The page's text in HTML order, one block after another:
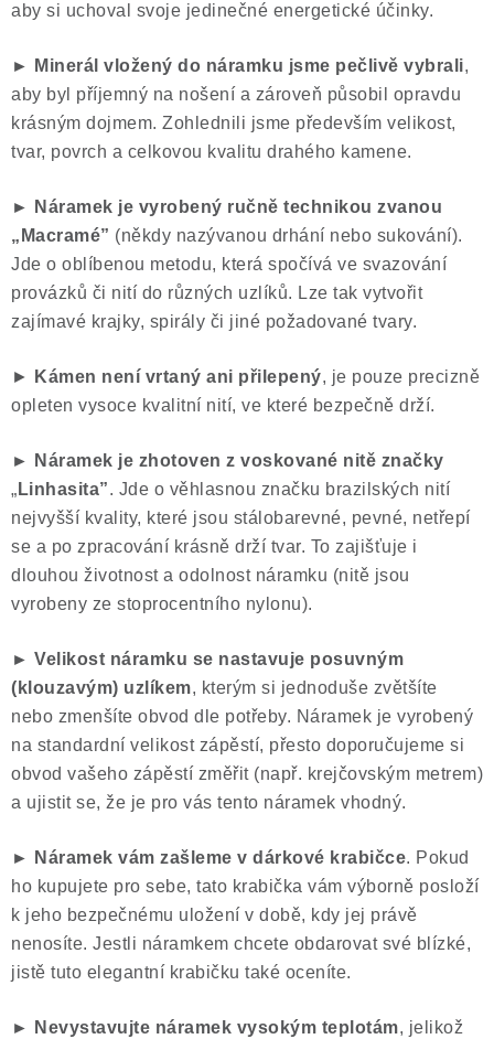
aby si uchoval svoje jedinečné energetické účinky.
► Minerál vložený do náramku jsme pečlivě vybrali,
aby byl příjemný na nošení a zároveň působil opravdu
krásným dojmem. Zohlednili jsme především velikost,
tvar, povrch a celkovou kvalitu drahého kamene.
► Náramek je vyrobený ručně technikou zvanou
„Macramé” (někdy nazývanou drhání nebo sukování).
Jde o oblíbenou metodu, která spočívá ve svazování
provázků či nití do různých uzlíků. Lze tak vytvořit
zajímavé krajky, spirály či jiné požadované tvary.
► Kámen není vrtaný ani přilepený, je pouze precizně
opleten vysoce kvalitní nití, ve které bezpečně drží.
► Náramek je zhotoven z voskované nitě značky
„ Linhasita”. Jde o věhlasnou značku brazilských nití
nejvyšší kvality, které jsou stálobarevné, pevné, netřepí
se a po zpracování krásně drží tvar. To zajišťuje i
dlouhou životnost a odolnost náramku (nitě jsou
vyrobeny ze stoprocentního nylonu).
► Velikost náramku se nastavuje posuvným
(klouzavým) uzlíkem, kterým si jednoduše zvětšíte
nebo zmenšíte obvod dle potřeby. Náramek je vyrobený
na standardní velikost zápěstí, přesto doporučujeme si
obvod vašeho zápěstí změřit (např. krejčovským metrem)
a ujistit se, že je pro vás tento náramek vhodný.
► Náramek vám zašleme v dárkové krabičce. Pokud
ho kupujete pro sebe, tato krabička vám výborně posloží
k jeho bezpečnému uložení v době, kdy jej právě
nenosíte. Jestli náramkem chcete obdarovat své blízké,
jistě tuto elegantní krabičku také oceníte.
► Nevystavujte náramek vysokým teplotám, jelikož